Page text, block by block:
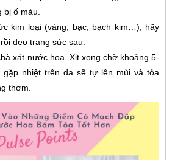
ố màu.
kim loại (vàng, bạc, bạch kim…), hãy
đeo trang sức sau.
xát nước hoa. Xịt xong chờ khoảng 5-
gặp nhiệt trên da sẽ tự lên mùi và tỏa
thơm.